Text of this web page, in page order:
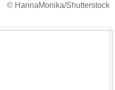
© HannaMonika/Shutterstock